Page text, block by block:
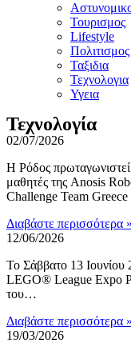
Τουρισμος
Lifestyle
Πολιτισμος
Ταξιδια
Τεχνολογια
Υγεια
Τεχνολογία
02/07/2026
Η Ρόδος
μαθητές της Anosis
Challenge Team
Διαβάστε περισσότερα »
12/06/2026
Το Σάββατο 13 Ιουνίου
LEGO® League Expo
του…
Διαβάστε περισσότερα »
19/03/2026